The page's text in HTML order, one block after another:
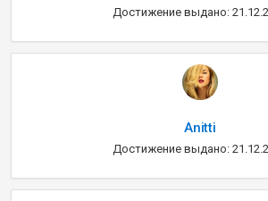
Достижение выдано:
Anitti
Достижение выдано: